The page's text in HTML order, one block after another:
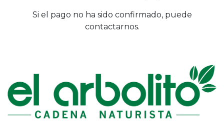
Si el pago no ha sido confirmado, puede
contactarnos.